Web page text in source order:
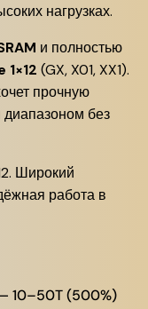
нагрузках.
и полностью
1×12 (GX, X01, XX1).
прочную
без
Широкий
работа в
10–50T (500%)